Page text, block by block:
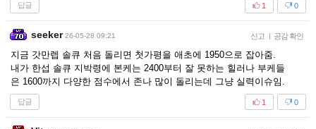
답글 0
1
seeker 26-05-28 09:21 신고 | 공감 확인
지금 갓만렙 솔큐 처음 돌리면 첫가평을 애초에 1950으로 잡아줌.
내가 한섭 솔큐 지박령에 본케는 2400부터 잘 못하는 힐러나 부케들
은 1600까지 다양한 점수에서 존나 많이 돌리는데 그냥 실력이슈임.
답글 0
1